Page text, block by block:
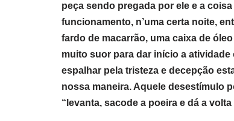
peça sendo pregada por ele e a
funcionamento, n’uma certa noite,
fardo de macarrão, uma caixa de
muito suor para dar início a
espalhar pela tristeza e decepção
nossa maneira. Aquele desestímulo
“levanta, sacode a poeira e dá a